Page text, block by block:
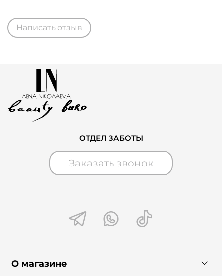
Написать отзыв
О магазине
ОТДЕЛ ЗАБОТЫ
Заказать звонок